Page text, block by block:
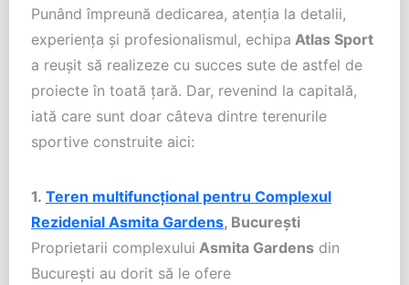
Punând împreună dedicarea, atenția la detalii,
experiența și profesionalismul, echipa Atlas Sport
a reușit să realizeze cu succes sute de astfel de
proiecte în toată țară. Dar, revenind la capitală,
iată care sunt doar câteva dintre terenurile
sportive construite aici:
1. Teren multifuncțional pentru Complexul
Rezidenial Asmita Gardens, București
Proprietarii complexului Asmita Gardens din
Bucureşti au dorit să le ofere